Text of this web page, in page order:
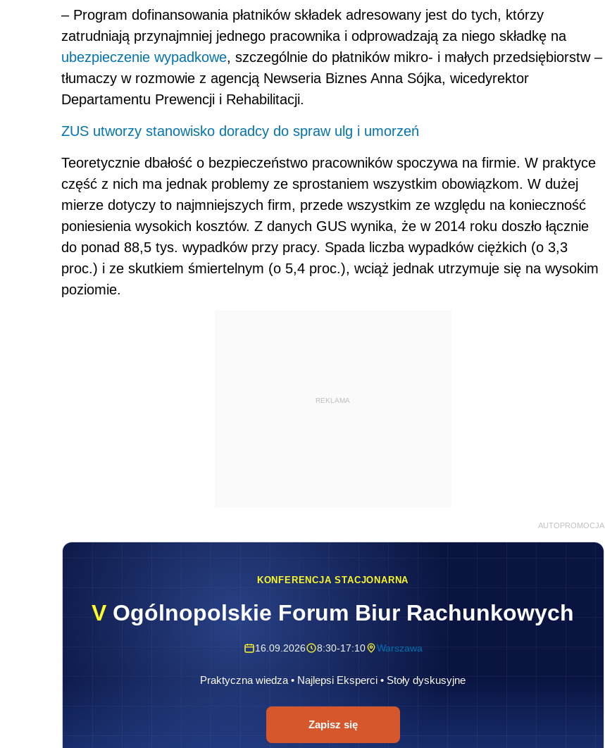
– Program dofinansowania płatników składek adresowany jest do tych, którzy
zatrudniają przynajmniej jednego pracownika i odprowadzają za niego składkę na
ubezpieczenie wypadkowe, szczególnie do płatników mikro- i małych przedsiębiorstw –
tłumaczy w rozmowie z agencją Newseria Biznes Anna Sójka, wicedyrektor
Departamentu Prewencji i Rehabilitacji.
ZUS utworzy stanowisko doradcy do spraw ulg i umorzeń
Teoretycznie dbałość o bezpieczeństwo pracowników spoczywa na firmie. W praktyce
część z nich ma jednak problemy ze sprostaniem wszystkim obowiązkom. W dużej
mierze dotyczy to najmniejszych firm, przede wszystkim ze względu na konieczność
poniesienia wysokich kosztów. Z danych GUS wynika, że w 2014 roku doszło łącznie
do ponad 88,5 tys. wypadków przy pracy. Spada liczba wypadków ciężkich (o 3,3
proc.) i ze skutkiem śmiertelnym (o 5,4 proc.), wciąż jednak utrzymuje się na wysokim
poziomie.
REKLAMA
AUTOPROMOCJA
KONFERENCJA STACJONARNA
V Ogólnopolskie Forum Biur Rachunkowych
16.09.2026 8:30-17:10 Warszawa
Praktyczna wiedza • Najlepsi Eksperci • Stoły dyskusyjne
Zapisz się